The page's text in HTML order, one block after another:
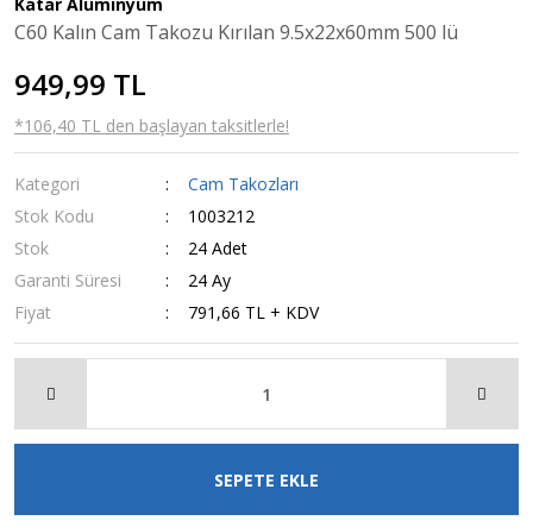
C60 Kalın Cam Takozu Kırılan 9.5x22x60mm 500 lü
949,99 TL
*106,40 TL den başlayan taksitlerle!
Kategori
Cam Takozları
Stok Kodu
1003212
Stok
24 Adet
Garanti Süresi
24 Ay
Fiyat
791,66 TL + KDV
SEPETE EKLE